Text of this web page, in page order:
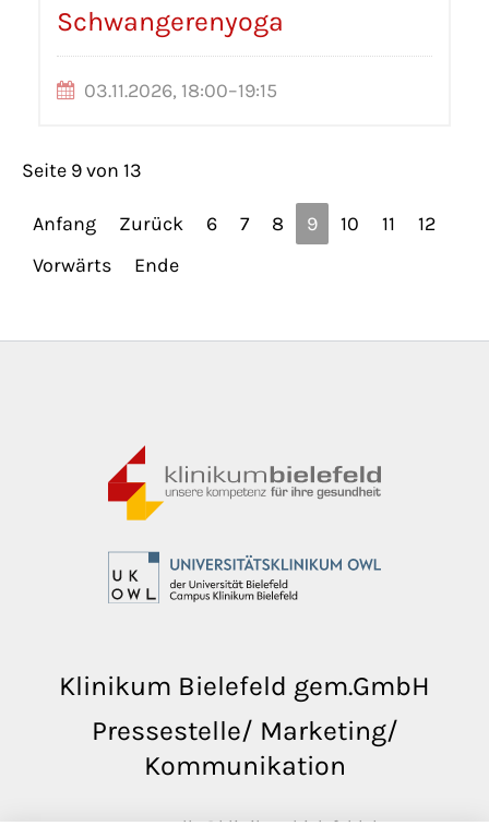
Schwangerenyoga
03.11.2026, 18:00–19:15
Seite 9 von 13
Anfang Zurück 6 7 8 9 10 11
12
Vorwärts
Ende
Klinikum Bielefeld gem.GmbH
Pressestelle/ Marketing/
Kommunikation